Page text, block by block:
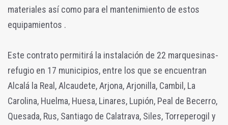
materiales así como para el mantenimiento de estos
equipamientos .
Este contrato permitirá la instalación de 22 marquesinas-
refugio en 17 municipios, entre los que se encuentran
Alcalá la Real, Alcaudete, Arjona, Arjonilla, Cambil, La
Carolina, Huelma, Huesa, Linares, Lupión, Peal de Becerro,
Quesada, Rus, Santiago de Calatrava, Siles, Torreperogil y